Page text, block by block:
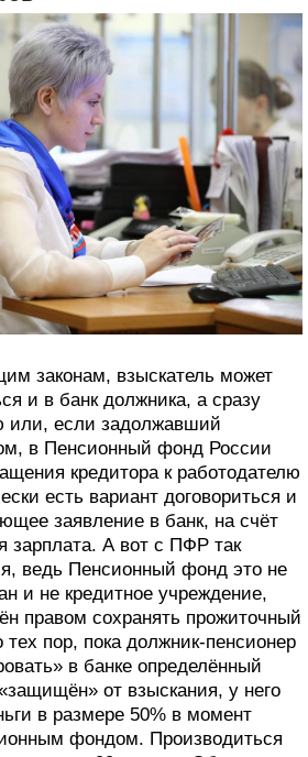
законам, взыскатель может
и в банк должника, а сразу
или, если задолжавший
в Пенсионный фонд России
кредитора к работодателю
есть вариант договориться и
заявление в банк, на счёт
зарплата. А вот с ПФР так
ведь Пенсионный фонд это не
и не кредитное учреждение,
правом сохранять прожиточный
пор, пока должник-пенсионер
в банке определённый
от взыскания, у него
в размере 50% в момент
фондом. Производиться